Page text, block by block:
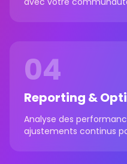
04
Reporting &
Analyse des
ajustements continus